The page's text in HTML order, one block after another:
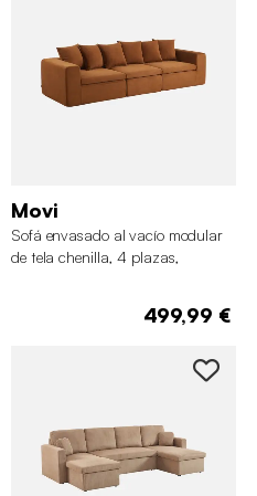
Movi
Sofá envasado al vacío modular
de tela chenilla, 4 plazas,
499,99 €